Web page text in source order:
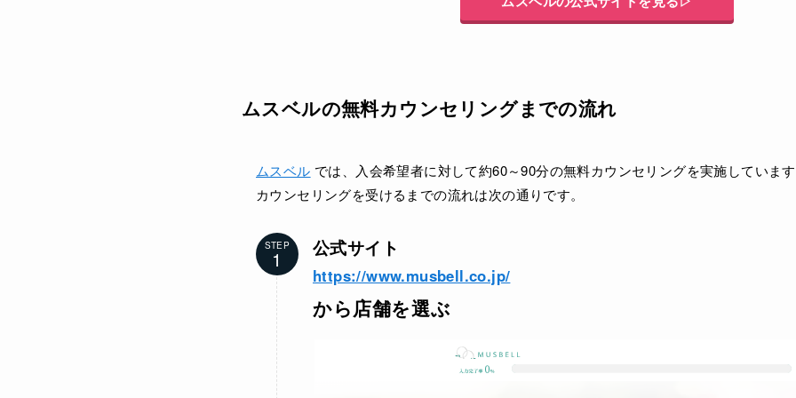
ムスベルの無料カウンセリングまでの流れ
ムスベル では、入会希望者に対して約60～90分の無料カウンセリングを実施していま
カウンセリングを受けるまでの流れは次の通りです。
STEP 公式サイト
https://www.musbell.co.jp/
から店舗を選ぶ